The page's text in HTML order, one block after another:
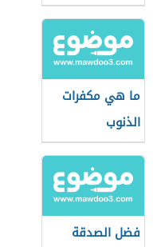
صلح الحديبية
ما هي مكفرات
الذنوب
فضل الصدقة